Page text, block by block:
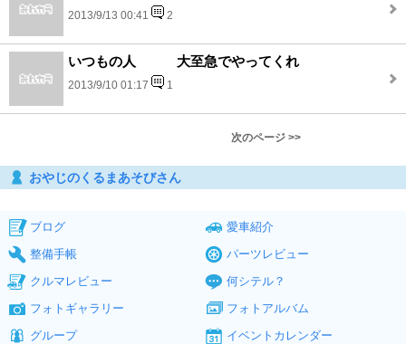
2013/9/13 00:41 2
いつもの人 大至急でやってくれ
2013/9/10 01:17 1
次のページ >>
おやじのくるまあそびさん
ブログ
愛車紹介
整備手帳
パーツレビュー
クルマレビュー
何シテル？
フォトギャラリー
フォトアルバム
グループ
イベントカレンダー